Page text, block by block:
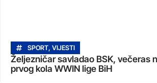
SPORT, VIJESTI
Željezničar savladao BSK, večeras
prvog kola WWIN lige BiH